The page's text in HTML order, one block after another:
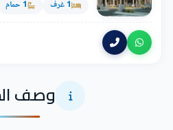
1 غرف 1 حمام
وصف